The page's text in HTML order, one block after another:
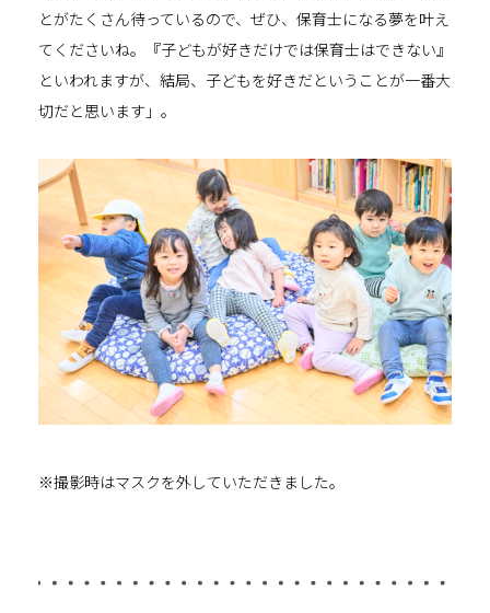
とがたくさん待っているので、ぜひ、保育士になる夢を叶え
てくださいね。『子どもが好きだけでは保育士はできない』
といわれますが、結局、子どもを好きだということが一番大
切だと思います」。
※撮影時はマスクを外していただきました。